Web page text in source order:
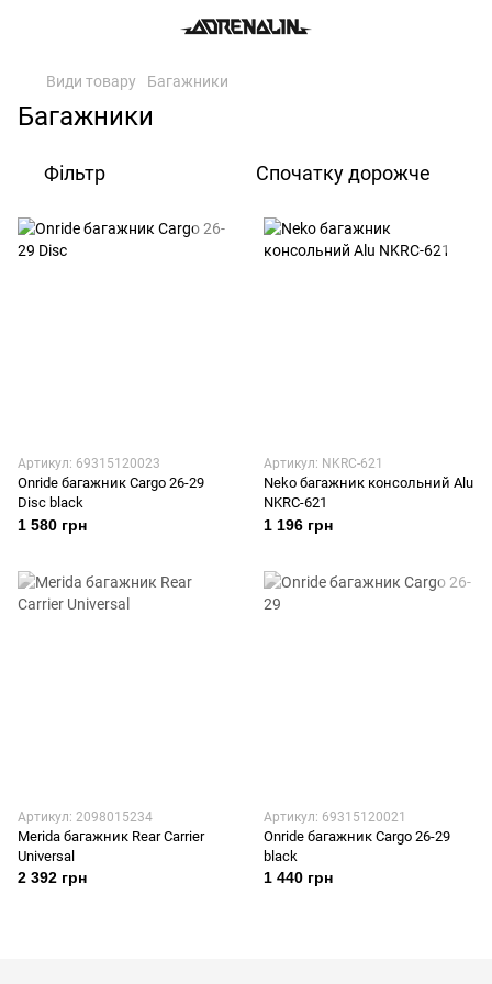
Види товару Багажники
Багажники
Фільтр Спочатку дорожче
Артикул: 69315120023
Onride багажник Cargo 26-29
Disc black
1 580 грн
Артикул: NKRC-621
Neko багажник консольний Alu
NKRC-621
1 196 грн
Артикул: 2098015234
Merida багажник Rear Carrier
Universal
2 392 грн
Артикул: 69315120021
Onride багажник Cargo 26-29
black
1 440 грн